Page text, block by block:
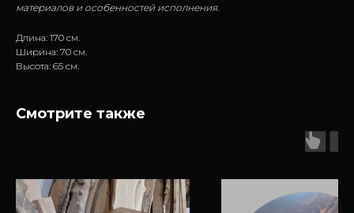
материалов и особенностей исполнения.
Длина: 170 см.
Ширина: 70 см.
Высота: 65 см.
Смотрите также